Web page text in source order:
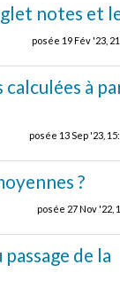
notes et
posée 19 Fév '23,
à
posée 13 Sep '23,
?
posée 27 Nov '22,
de la